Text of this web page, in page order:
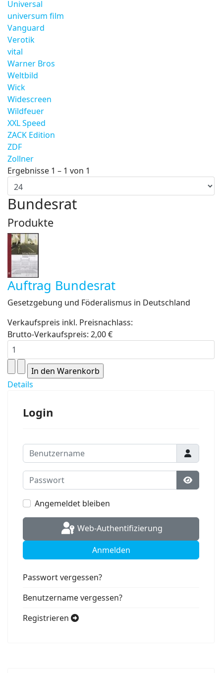
Universal
universum film
Vanguard
Verotik
vital
Warner Bros
Weltbild
Wick
Widescreen
Wildfeuer
XXL Speed
ZACK Edition
ZDF
Zollner
Ergebnisse 1 – 1 von 1
Bundesrat
Produkte
Auftrag Bundesrat
Gesetzgebung und Föderalismus in Deutschland
Verkaufspreis inkl. Preisnachlass:
Brutto-Verkaufspreis: 2,00 €
Details
Login
Benutzername
Passwort
Angemeldet bleiben
Web-Authentifizierung
Anmelden
Passwort vergessen?
Benutzername vergessen?
Registrieren